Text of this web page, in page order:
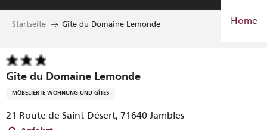
Aller
Home
Startseite Gîte du Domaine Lemonde
Gîte du Domaine Lemonde
MÖBELIERTE WOHNUNG UND GÎTES
21 Route de Saint-Désert, 71640 Jambles